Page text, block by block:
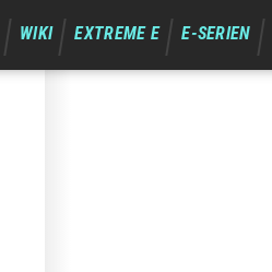
WIKI EXTREME E E-SERIEN